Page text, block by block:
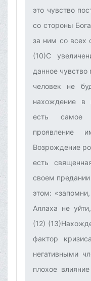
это чувство
со стороны
за ним со всех
(10)С
данное
человек не
нахождение в
есть самое
проявление
Возрождение
есть
своем
этом:
Аллаха не
(12)
фактор
негативными
плохое